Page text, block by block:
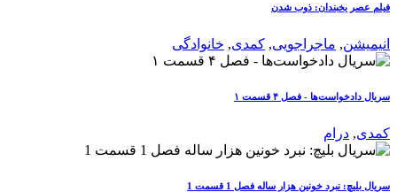
فیلم عصر یخبندان: ذوب شدن
انیمیشن, ماجراجویی, کمدی, خانوادگی
سریال دادخواست‌ها - فصل ۴ قسمت ۱
کمدی, درام
سریال بلیچ: نبرد خونین هزار ساله فصل 1 قسمت 1